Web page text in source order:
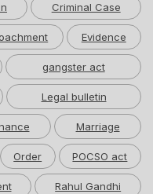
Criminal Case
Evidence
gangster act
Legal bulletin
Marriage
Order POCSO act
Rahul Gandhi